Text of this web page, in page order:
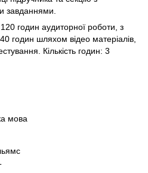
завданнями.
годин аудиторної роботи, з
годин шляхом відео матеріалів,
Кількість годин: 3
мова